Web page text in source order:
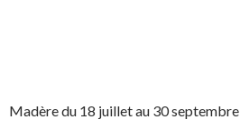
Madère du 18 juillet au 30 septembre